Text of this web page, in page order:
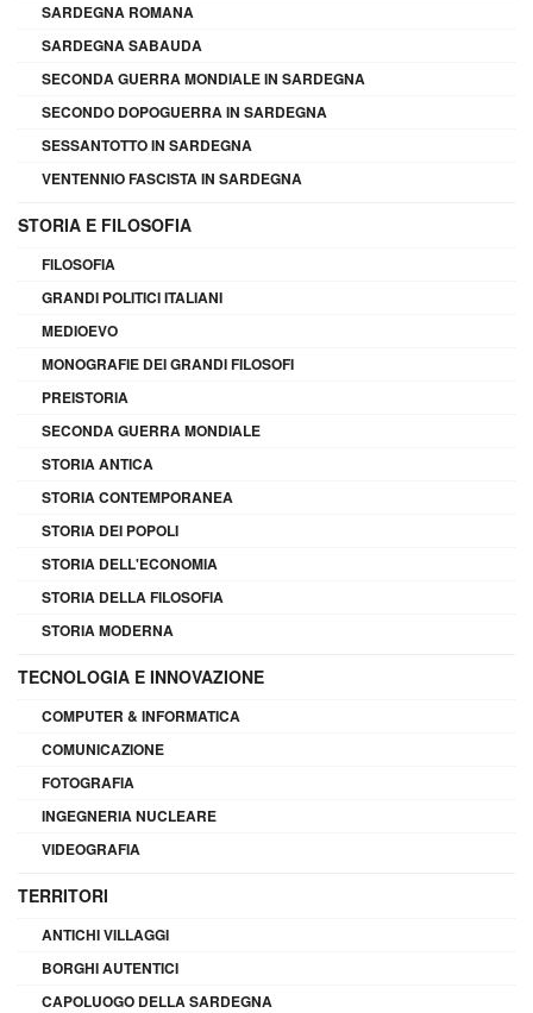
SARDEGNA ROMANA
SARDEGNA SABAUDA
SECONDA GUERRA MONDIALE IN SARDEGNA
SECONDO DOPOGUERRA IN SARDEGNA
SESSANTOTTO IN SARDEGNA
VENTENNIO FASCISTA IN SARDEGNA
STORIA E FILOSOFIA
FILOSOFIA
GRANDI POLITICI ITALIANI
MEDIOEVO
MONOGRAFIE DEI GRANDI FILOSOFI
PREISTORIA
SECONDA GUERRA MONDIALE
STORIA ANTICA
STORIA CONTEMPORANEA
STORIA DEI POPOLI
STORIA DELL'ECONOMIA
STORIA DELLA FILOSOFIA
STORIA MODERNA
TECNOLOGIA E INNOVAZIONE
COMPUTER & INFORMATICA
COMUNICAZIONE
FOTOGRAFIA
INGEGNERIA NUCLEARE
VIDEOGRAFIA
TERRITORI
ANTICHI VILLAGGI
BORGHI AUTENTICI
CAPOLUOGO DELLA SARDEGNA